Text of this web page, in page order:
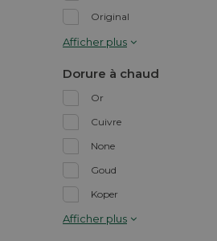
Original
Afficher plus
Dorure à chaud
Or
Cuivre
None
Goud
Koper
Afficher plus